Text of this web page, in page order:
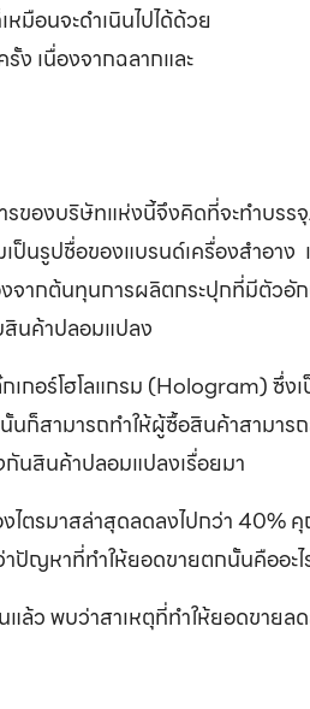
มือนจะดำเนินไปได้ด้วย
เนื่องจากฉลากและ
ของบริษัทแห่งนี้จึงคิดที่จะทำบร
ป็นรูปชื่อของแบรนด์เครื่องสำอา
จากต้นทุนการผลิตกระปุกที่มีตัวอั
นค้าปลอมแปลง
เกอร์โฮโลแกรม (Hologram) ซึ่
นั้นก็สามารถทำให้ผู้ซื้อสินค้าสาม
กันสินค้าปลอมแปลงเรื่อยมา
ตรมาสล่าสุดลดลงไปกว่า 40%
ปัญหาที่ทำให้ยอดขายตกนั้นคืออะไ
ล้ว พบว่าสาเหตุที่ทำให้ยอดขาย